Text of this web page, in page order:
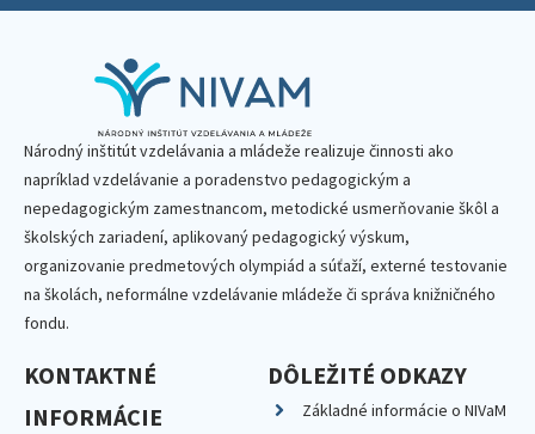
Národný inštitút vzdelávania a mládeže realizuje činnosti ako
napríklad vzdelávanie a poradenstvo pedagogickým a
nepedagogickým zamestnancom, metodické usmerňovanie škôl a
školských zariadení, aplikovaný pedagogický výskum,
organizovanie predmetových olympiád a súťaží, externé testovanie
na školách, neformálne vzdelávanie mládeže či správa knižničného
fondu.
KONTAKTNÉ
INFORMÁCIE
DÔLEŽITÉ ODKAZY
Základné informácie o NIVaM